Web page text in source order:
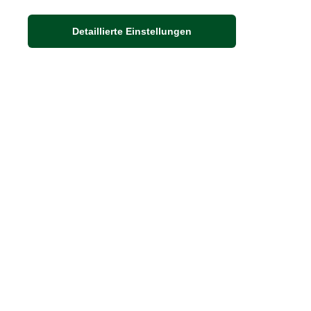
Detaillierte Einstellungen